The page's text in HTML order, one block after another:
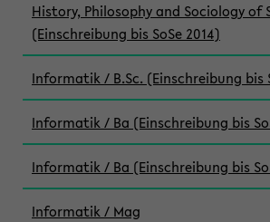
History, Philosophy and Sociology of
(Einschreibung bis SoSe 2014)
Informatik / B.Sc. (Einschreibung bis
Informatik / Ba (Einschreibung bis
Informatik / Ba (Einschreibung bis
Informatik / Mag